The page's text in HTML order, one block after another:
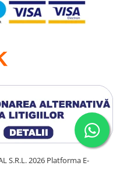
S.R.L. 2026 Platforma E-